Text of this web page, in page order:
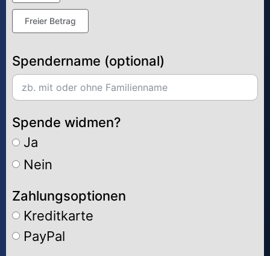
Freier Betrag
Spendername (optional)
Spende widmen?
Ja
Nein
Zahlungsoptionen
Kreditkarte
PayPal